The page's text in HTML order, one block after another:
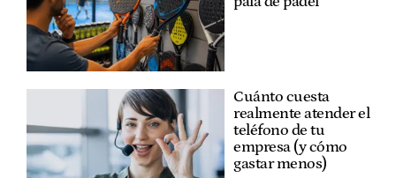
Cuánto cuesta
realmente atender el
teléfono de tu
empresa (y cómo
gastar menos)